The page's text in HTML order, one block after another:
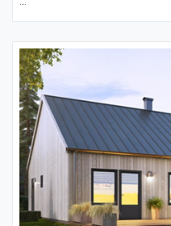
ett sadeltak med takpannor.
till ett ”ryggåstak” i
rymd i denna del. Här finns
utvändiga utföranden och